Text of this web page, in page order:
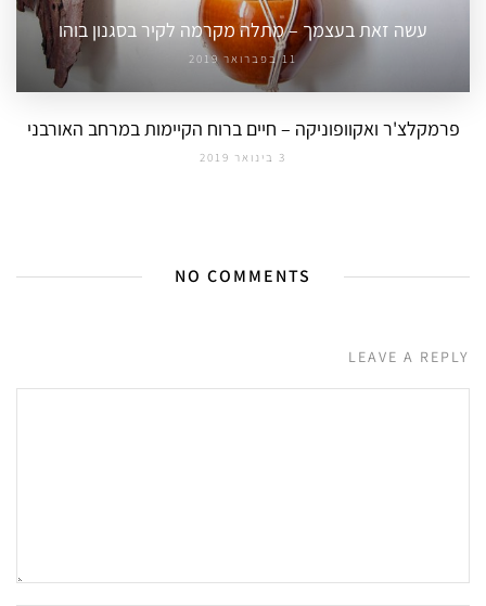
עשה זאת בעצמך – מתלה מקרמה לקיר בסגנון בוהו
11 בפברואר 2019
פרמקלצ'ר ואקוופוניקה – חיים ברוח הקיימות במרחב האורבני
3 בינואר 2019
NO COMMENTS
LEAVE A REPLY